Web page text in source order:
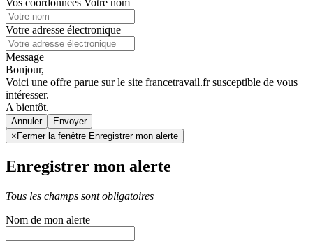
Vos coordonnées Votre nom
Votre adresse électronique
Message
Bonjour,
Voici une offre parue sur le site francetravail.fr susceptible de vous
intéresser.
A bientôt.
Annuler
× Fermer la fenêtre Enregistrer mon alerte
Enregistrer mon alerte
Tous les champs sont obligatoires
Nom de mon alerte